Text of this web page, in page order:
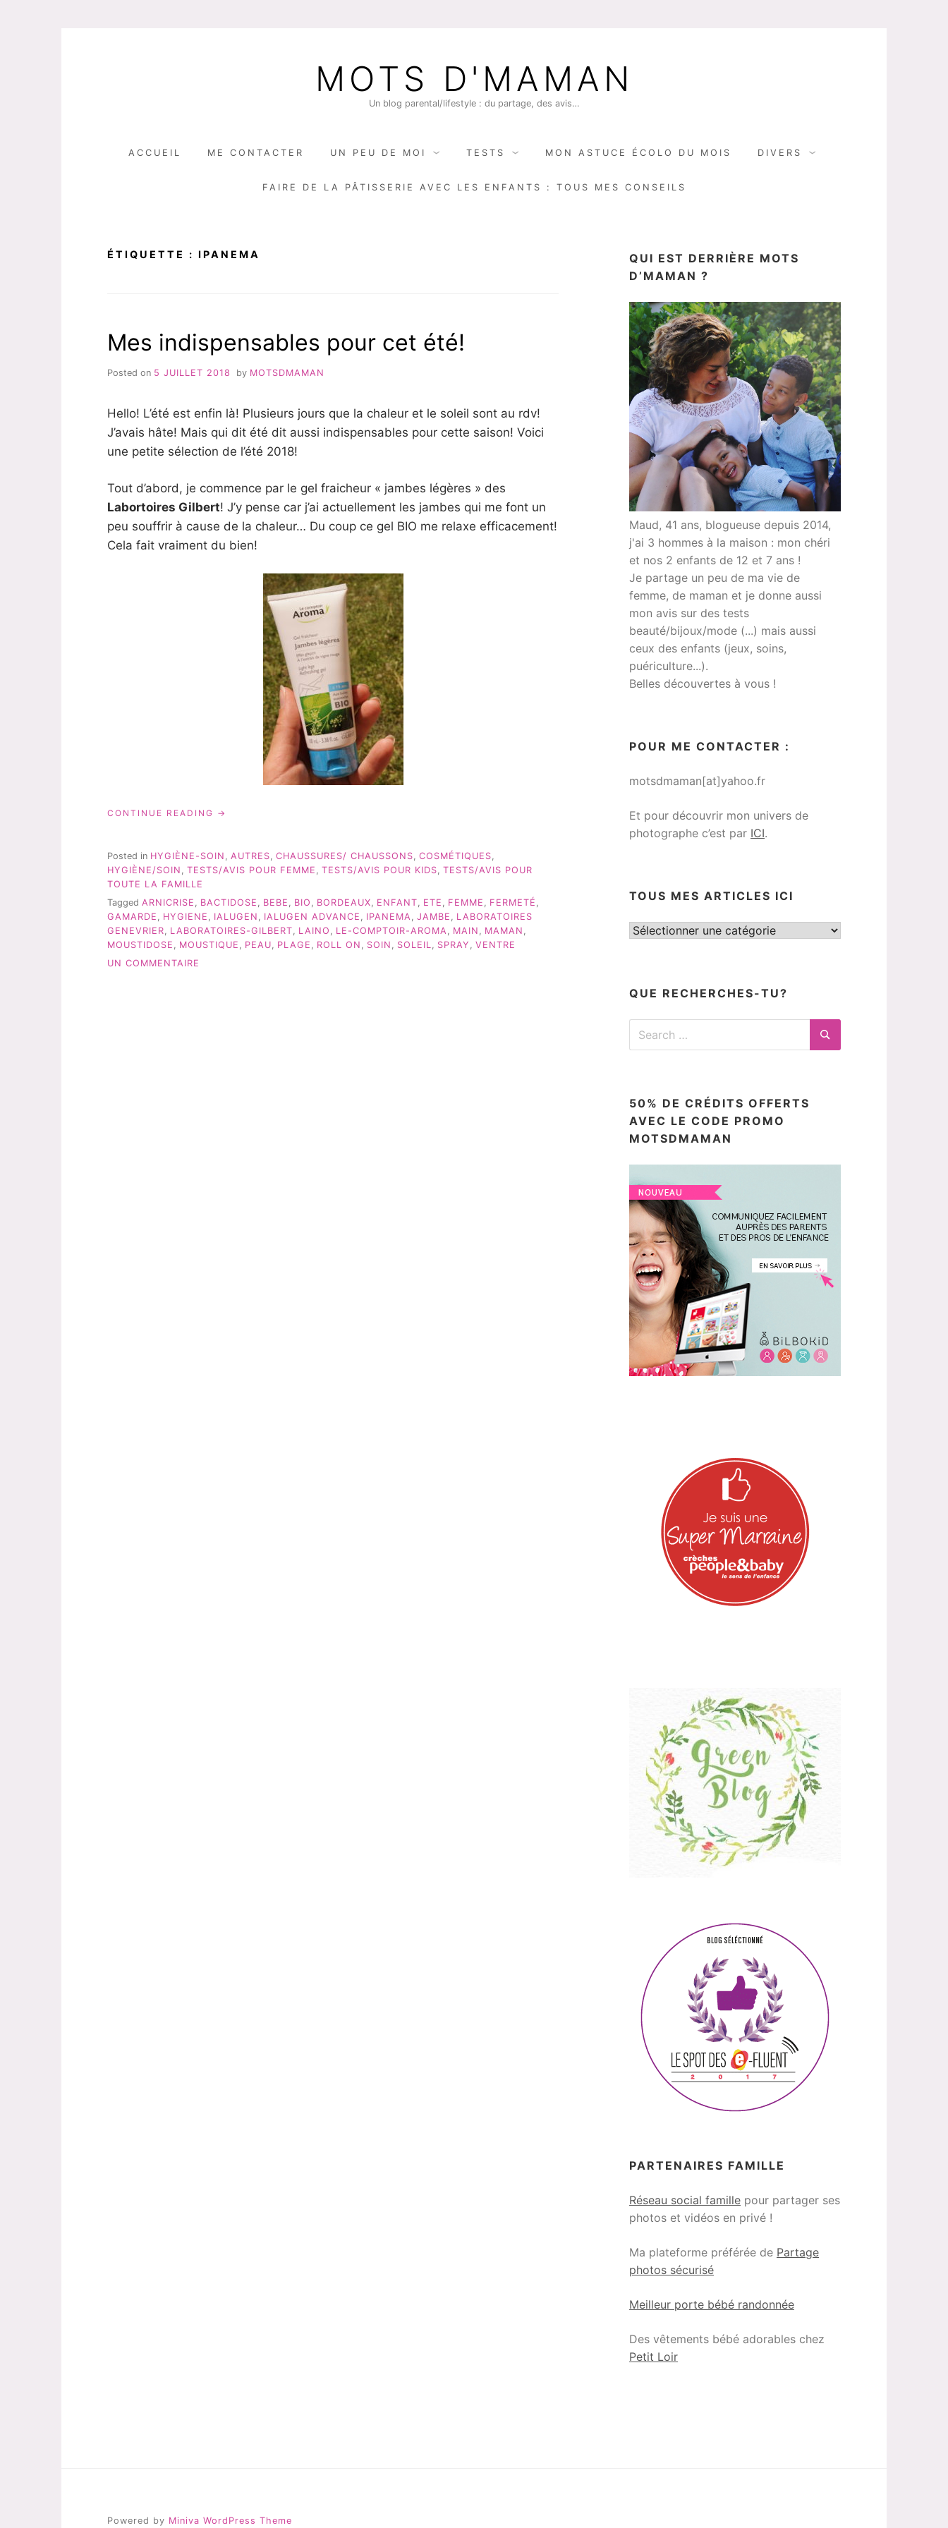
MOTS D'MAMAN
Un blog parental/lifestyle : du partage, des avis…
ACCUEIL ME CONTACTER UN PEU DE MOI TESTS MON ASTUCE ÉCOLO DU MOIS DIVERS
FAIRE DE LA PÂTISSERIE AVEC LES ENFANTS : TOUS MES CONSEILS
ÉTIQUETTE : IPANEMA
Mes indispensables pour cet été!
Posted on 5 JUILLET 2018 by MOTSDMAMAN
Hello! L’été est enfin là! Plusieurs jours que la chaleur et le soleil sont au rdv!
J’avais hâte! Mais qui dit été dit aussi indispensables pour cette saison! Voici
une petite sélection de l’été 2018!
Tout d’abord, je commence par le gel fraicheur « jambes légères » des
Labortoires Gilbert! J’y pense car j’ai actuellement les jambes qui me font un
peu souffrir à cause de la chaleur… Du coup ce gel BIO me relaxe efficacement!
Cela fait vraiment du bien!
CONTINUE READING « MES
CET
ÉTÉ! »
Posted in HYGIÈNE-SOIN AUTRES CHAUSSURES/ CHAUSSONS COSMÉTIQUES
HYGIÈNE/SOIN
TESTS/AVIS POUR FEMME TESTS/AVIS POUR KIDS TESTS/AVIS POUR
TOUTE LA FAMILLE
Tagged ARNICRISE , BACTIDOSE , BEBE , BIO , BORDEAUX, ENFANT, ETE , FEMME , FERMETÉ ,
GAMARDE , HYGIENE , IALUGEN , IALUGEN ADVANCE , IPANEMA, JAMBE , LABORATOIRES
GENEVRIER, LABORATOIRES-GILBERT, LAINO , LE-COMPTOIR-AROMA, MAIN , MAMAN ,
MOUSTIDOSE , MOUSTIQUE , PEAU, PLAGE , ROLL ON , SOIN , SOLEIL, SPRAY , VENTRE
UN COMMENTAIRE
QUI EST DERRIÈRE MOTS
D’MAMAN ?
Maud, 41 ans, blogueuse depuis 2014,
j'ai 3 hommes à la maison : mon chéri
et nos 2 enfants de 12 et 7 ans !
Je partage un peu de ma vie de
femme, de maman et je donne aussi
mon avis sur des tests
beauté/bijoux/mode (...) mais aussi
ceux des enfants (jeux, soins,
puériculture...).
Belles découvertes à vous !
POUR ME CONTACTER :
motsdmaman[at]yahoo.fr
Et pour découvrir mon univers de
photographe c’est par ICI.
TOUS MES ARTICLES ICI
Tous
QUE RECHERCHES-TU?
Search
Search
50% DE CRÉDITS OFFERTS
AVEC LE CODE PROMO
MOTSDMAMAN
PARTENAIRES FAMILLE
Réseau social famille pour partager ses
photos et vidéos en privé !
Ma plateforme préférée de Partage
photos sécurisé
Meilleur porte bébé randonnée
Des vêtements bébé adorables chez
Petit Loir
Powered by Miniva WordPress Theme